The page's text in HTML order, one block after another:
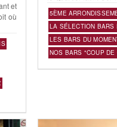
et
où
5ÈME
LA SÉLECTION BARS
LES BARS DU
NOS BARS "COUP DE